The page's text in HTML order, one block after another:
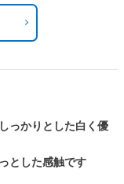
っかりとした白く優
とした感触です